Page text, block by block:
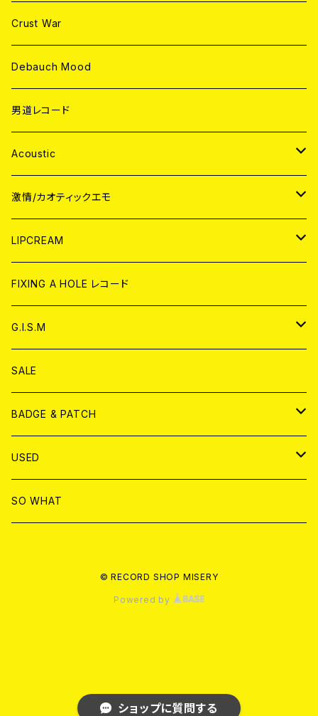
ショップに質問する
Crust War
Debauch Mood
男道レコード
Acoustic
JAPAN
CD
ANALOG
WORLD
CD
ANALOG
激情/カオティックエモ
JAPAN
CD
ANALOG
WORLD
CD
ANALOG
LIPCREAM
CD
アナログ
DVD
T-shirt & WEAR
FIXING A HOLE レコード
G.I.S.M
CD
ANALOG
T-SHIRT & WEAR
DVD
SALE
BADGE & PATCH
BADGE
PATCH
USED
書籍
SO WHAT
© RECORD SHOP MISERY
Powered by